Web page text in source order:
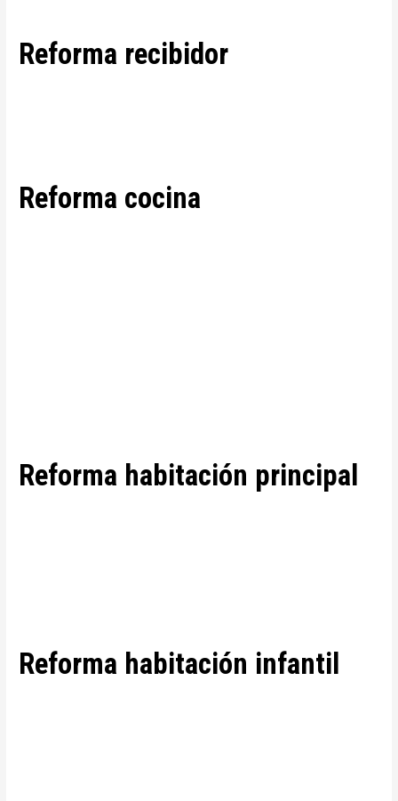
Reforma recibidor
Reforma cocina
Reforma habitación principal
Reforma habitación infantil